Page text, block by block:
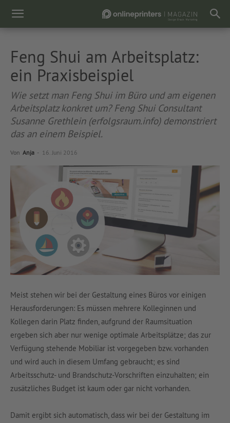
Feng Shui am Arbeitsplatz:
ein Praxisbeispiel
Wie setzt man Feng Shui im Büro und am eigenen
Arbeitsplatz konkret um? Feng Shui Consultant
Susanne Grethlein (erfolgsraum.info) demonstriert
das an einem Beispiel.
Von Anja - 16. Juni 2016
Meist stehen wir bei der Gestaltung eines Büros vor einigen
Herausforderungen: Es müssen mehrere Kolleginnen und
Kollegen darin Platz finden, aufgrund der Raumsituation
ergeben sich aber nur wenige optimale Arbeitsplätze; das zur
Verfügung stehende Mobiliar ist vorgegeben bzw. vorhanden
und wird auch in diesem Umfang gebraucht; es sind
Arbeitsschutz- und Brandschutz-Vorschriften einzuhalten; ein
zusätzliches Budget ist kaum oder gar nicht vorhanden.
Damit ergibt sich automatisch, dass wir bei der Gestaltung im